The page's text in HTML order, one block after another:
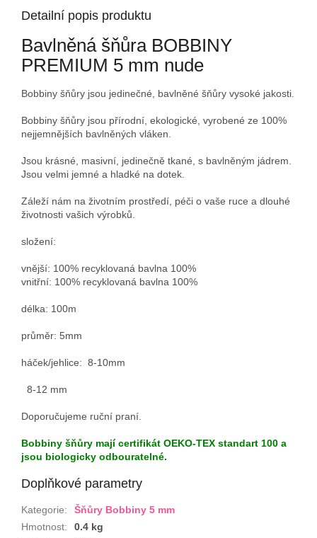
Detailní popis produktu
Bavlněná šňůra BOBBINY
PREMIUM 5 mm nude
Bobbiny šňůry jsou jedinečné, bavlněné šňůry vysoké jakosti.
Bobbiny šňůry jsou přírodní, ekologické, vyrobené ze 100%
nejjemnějších bavlněných vláken.
Jsou krásné, masivní, jedinečně tkané, s bavlněným jádrem.
Jsou velmi jemné a hladké na dotek.
Záleží nám na životním prostředí, péči o vaše ruce a dlouhé
životnosti vašich výrobků.
složení:
vnější: 100% recyklovaná bavlna 100%
vnitřní: 100% recyklovaná bavlna 100%
délka: 100m
průměr: 5mm
háček/jehlice: 8-10mm
8-12 mm
Doporučujeme ruční praní.
Bobbiny šňůry mají certifikát OEKO-TEX standart 100 a
jsou biologicky odbouratelné.
Doplňkové parametry
Kategorie:
Šňůry Bobbiny 5 mm
Hmotnost:
0.4 kg